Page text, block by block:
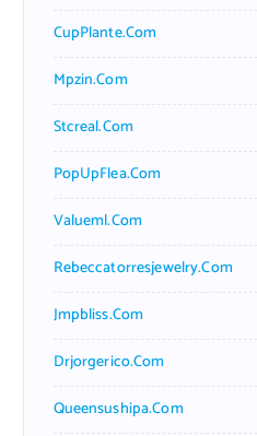
CupPlante.com
Mpzin.com
Stcreal.com
PopUpFlea.com
Valueml.com
Rebeccatorresjewelry.com
Jmpbliss.com
Drjorgerico.com
Queensushipa.com